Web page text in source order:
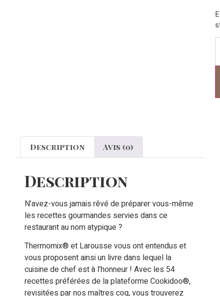
Description Avis (0)
Description
N’avez-vous jamais rêvé de préparer vous-même
les recettes gourmandes servies dans ce
restaurant au nom atypique ?
Thermomix® et Larousse vous ont entendus et
vous proposent ainsi un livre dans lequel la
cuisine de chef est à l’honneur ! Avec les 54
recettes préférées de la plateforme Cookidoo®,
revisitées par nos maîtres coq, vous trouverez